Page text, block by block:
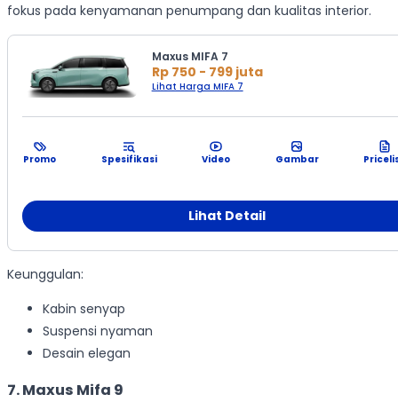
fokus pada kenyamanan penumpang dan kualitas interior.
Maxus MIFA 7
Rp 750 - 799 juta
Lihat Harga MIFA 7
Promo Spesifikasi Video Gambar
Lihat Detail
Keunggulan:
Kabin senyap
Suspensi nyaman
Desain elegan
7. Maxus Mifa 9